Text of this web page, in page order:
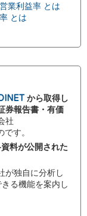
業利益率 とは
とは
から取得し
券報告書・有価
社
す。
料が公開された
が独自に分析し
る機能を案内し